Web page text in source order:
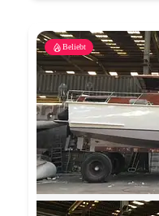
Beliebt